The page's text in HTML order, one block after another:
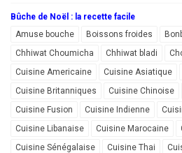
Bûche de Noël : la recette facile
Amuse bouche
Boissons froides
Chhiwat Choumicha
Chhiwat bladi
Cuisine Americaine
Cuisine Asiatique
Cuisine Britanniques
Cuisine Chinoise
Cuisine Fusion
Cuisine Indienne
Cuisine Libanaise
Cuisine Marocaine
Cuisine Sénégalaise
Cuisine Thai